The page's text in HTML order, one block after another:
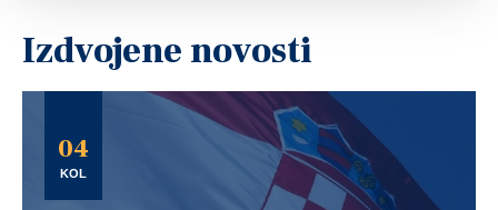
Izdvojene novosti
04
KOL